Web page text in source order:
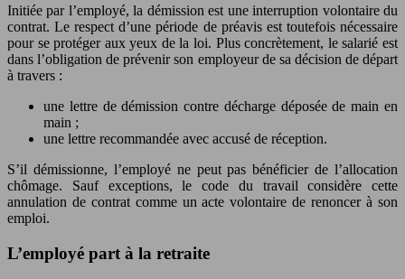
Initiée par l’employé, la démission est une interruption volontaire du
contrat. Le respect d’une période de préavis est toutefois nécessaire
pour se protéger aux yeux de la loi. Plus concrètement, le salarié est
dans l’obligation de prévenir son employeur de sa décision de départ
à travers :
une lettre de démission contre décharge déposée de main en
main ;
une lettre recommandée avec accusé de réception.
S’il démissionne, l’employé ne peut pas bénéficier de l’allocation
chômage. Sauf exceptions, le code du travail considère cette
annulation de contrat comme un acte volontaire de renoncer à son
emploi.
L’employé part à la retraite